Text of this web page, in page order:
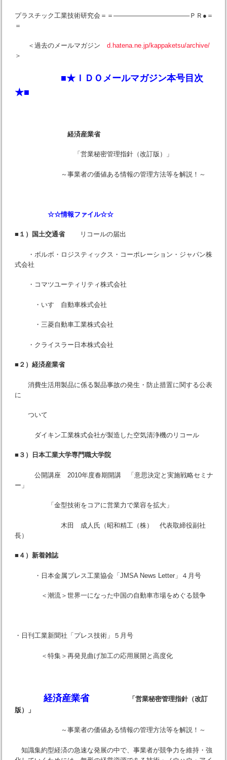
プラスチック工業技術研究会＝＝———————————–ＰＲ●＝
＝
＜過去のメールマガジン d.hatena.ne.jp/kappaketsu/archive/
＞
■★ＩＤＯメールマガジン本号目次
★■
経済産業省
「営業秘密管理指針（改訂版）」
～事業者の価値ある情報の管理方法等を解説！～
☆☆情報ファイル☆☆
■１）国土交通省 リコールの届出
・ボルボ・ロジスティックス・コーポレーション・ジャパン株
式会社
・コマツユーティリティ株式会社
・いすゞ自動車株式会社
・三菱自動車工業株式会社
・クライスラー日本株式会社
■２）経済産業省
消費生活用製品に係る製品事故の発生・防止措置に関する公表
に
ついて
ダイキン工業株式会社が製造した空気清浄機のリコール
■３）日本工業大学専門職大学院
公開講座 2010年度春期開講 「意思決定と実施戦略セミナ
ー」
「金型技術をコアに営業力で業容を拡大」
木田 成人氏（昭和精工（株） 代表取締役副社
長）
■４）新着雑誌
・日本金属プレス工業協会「JMSA News Letter」４月号
＜潮流＞世界一になった中国の自動車市場をめぐる競争
・日刊工業新聞社「プレス技術」５月号
＜特集＞再発見曲げ加工の応用展開と高度化
経済産業省
「営業秘密管理指針（改訂
版）」
～事業者の価値ある情報の管理方法等を解説！～
知識集約型経済の急速な発展の中で、事業者が競争力を維持・強